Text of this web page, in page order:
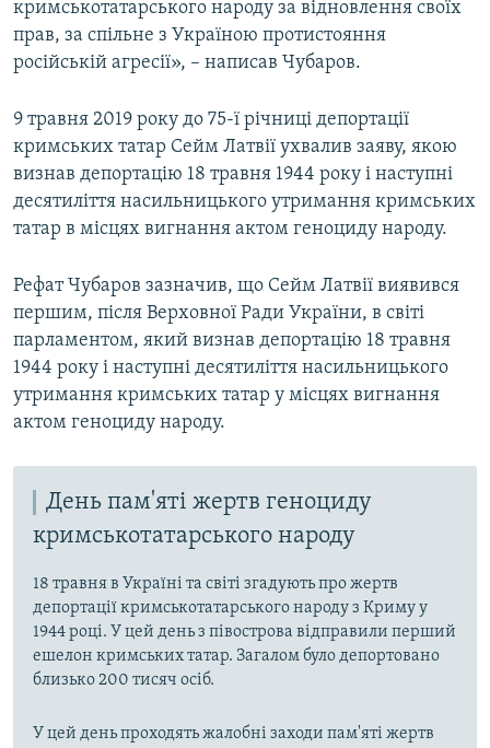
кримськотатарського народу за відновлення своїх
прав, за спільне з Україною протистояння
російській агресії», – написав Чубаров.
9 травня 2019 року до 75-ї річниці депортації
кримських татар Сейм Латвії ухвалив заяву, якою
визнав депортацію 18 травня 1944 року і наступні
десятиліття насильницького утримання кримських
татар в місцях вигнання актом геноциду народу.
Рефат Чубаров зазначив, що Сейм Латвії виявився
першим, після Верховної Ради України, в світі
парламентом, який визнав депортацію 18 травня
1944 року і наступні десятиліття насильницького
утримання кримських татар у місцях вигнання
актом геноциду народу.
День пам'яті жертв геноциду
кримськотатарського народу
18 травня в Україні та світі згадують про жертв
депортації кримськотатарського народу з Криму у
1944 році. У цей день з півострова відправили перший
ешелон кримських татар. Загалом було депортовано
близько 200 тисяч осіб.
У цей день проходять жалобні заходи пам'яті жертв